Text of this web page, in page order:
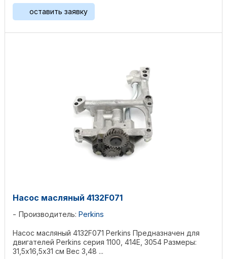
оставить заявку
Насос масляный 4132F071
Производитель: Perkins
Насос масляный 4132F071 Perkins Предназначен для
двигателей Perkins серия 1100, 414E, 3054 Размеры:
31,5х16,5х31 см Вес 3,48 ...